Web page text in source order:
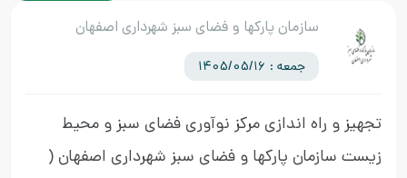
سازمان پارکها و فضای سبز شهرداری اصفهان
جمعه : 1405/05/16
تجهیز و راه اندازی مرکز نوآوری فضای سبز و محیط
زیست سازمان پارکها و فضای سبز شهرداری اصفهان (